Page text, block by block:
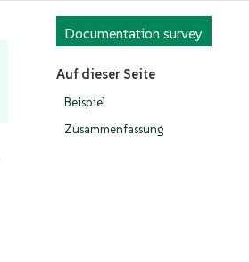
Documentation survey
Auf dieser Seite
Beispiel
Zusammenfassung